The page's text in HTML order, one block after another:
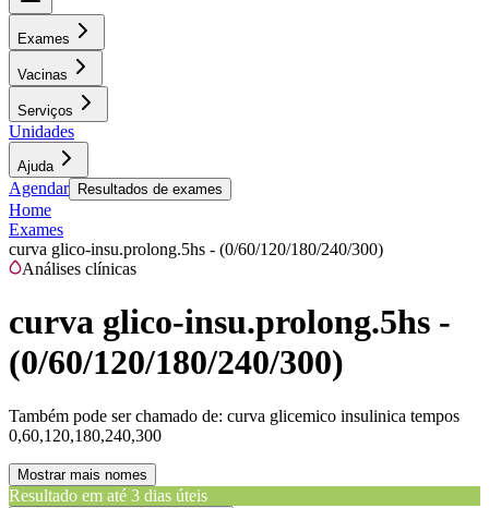
Exames
Vacinas
Serviços
Unidades
Ajuda
Agendar Resultados de exames
Home
Exames
curva glico-insu.prolong.5hs - (0/60/120/180/240/300)
Análises clínicas
curva glico-insu.prolong.5hs -
(0/60/120/180/240/300)
Também pode ser chamado de: curva glicemico insulinica tempos
0,60,120,180,240,300
Mostrar mais nomes
Resultado em até 3 dias úteis